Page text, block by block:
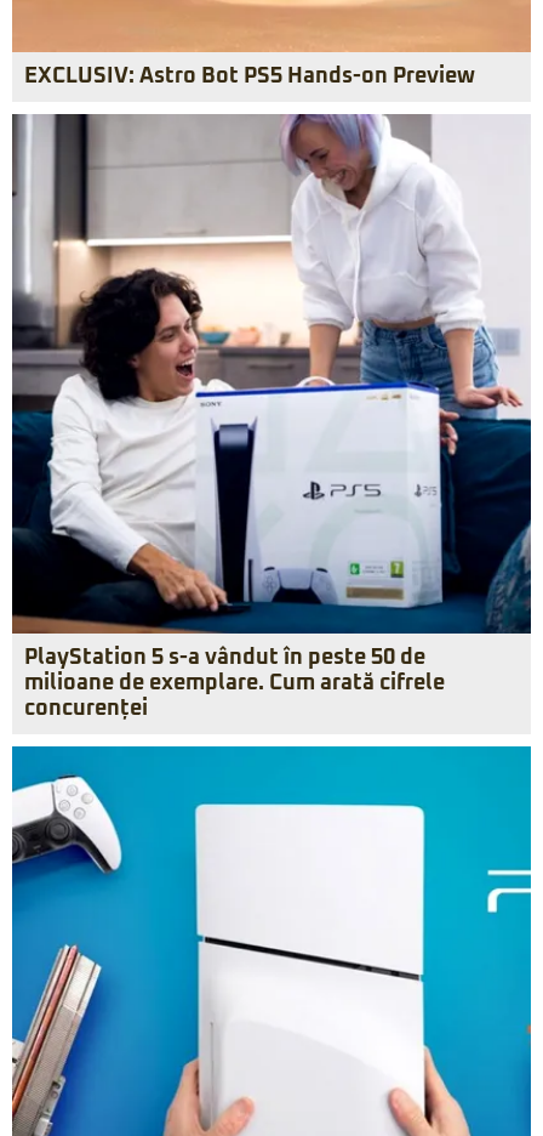
EXCLUSIV: Astro Bot PS5 Hands-on Preview
PlayStation 5 s-a vândut în peste 50 de
milioane de exemplare. Cum arată cifrele
concurenței